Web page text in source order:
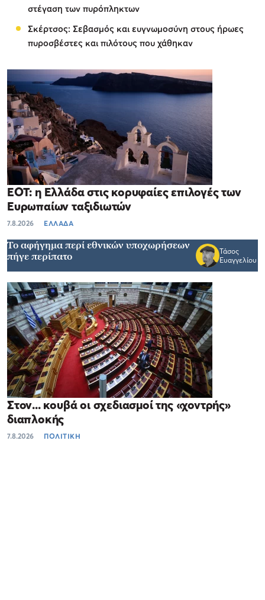
στέγαση των πυρόπληκτων
Σκέρτσος: Σεβασμός και ευγνωμοσύνη στους ήρωες
πυροσβέστες και πιλότους που χάθηκαν
ΕΟΤ: η Ελλάδα στις κορυφαίες επιλογές των
Ευρωπαίων ταξιδιωτών
7.8.2026 ΕΛΛΑΔΑ
Το αφήγημα περί εθνικών υποχωρήσεων
πήγε περίπατο
Τάσος
Ευαγγελίου
Στον... κουβά οι σχεδιασμοί της «χοντρής»
διαπλοκής
7.8.2026 ΠΟΛΙΤΙΚΗ